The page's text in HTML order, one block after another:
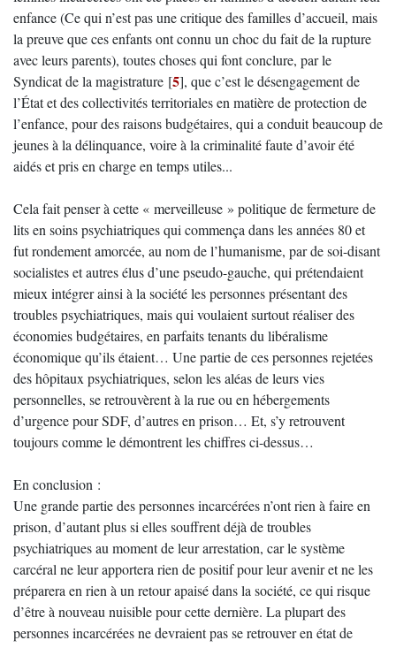
enfance (Ce qui n’est pas une critique des familles d’accueil, mais
la preuve que ces enfants ont connu un choc du fait de la rupture
avec leurs parents), toutes choses qui font conclure, par le
Syndicat de la magistrature [5], que c’est le désengagement de
l’État et des collectivités territoriales en matière de protection de
l’enfance, pour des raisons budgétaires, qui a conduit beaucoup de
jeunes à la délinquance, voire à la criminalité faute d’avoir été
aidés et pris en charge en temps utiles...
Cela fait penser à cette « merveilleuse » politique de fermeture de
lits en soins psychiatriques qui commença dans les années 80 et
fut rondement amorcée, au nom de l’humanisme, par de soi-disant
socialistes et autres élus d’une pseudo-gauche, qui prétendaient
mieux intégrer ainsi à la société les personnes présentant des
troubles psychiatriques, mais qui voulaient surtout réaliser des
économies budgétaires, en parfaits tenants du libéralisme
économique qu’ils étaient… Une partie de ces personnes rejetées
des hôpitaux psychiatriques, selon les aléas de leurs vies
personnelles, se retrouvèrent à la rue ou en hébergements
d’urgence pour SDF, d’autres en prison… Et, s’y retrouvent
toujours comme le démontrent les chiffres ci-dessus…
En conclusion :
Une grande partie des personnes incarcérées n’ont rien à faire en
prison, d’autant plus si elles souffrent déjà de troubles
psychiatriques au moment de leur arrestation, car le système
carcéral ne leur apportera rien de positif pour leur avenir et ne les
préparera en rien à un retour apaisé dans la société, ce qui risque
d’être à nouveau nuisible pour cette dernière. La plupart des
personnes incarcérées ne devraient pas se retrouver en état de